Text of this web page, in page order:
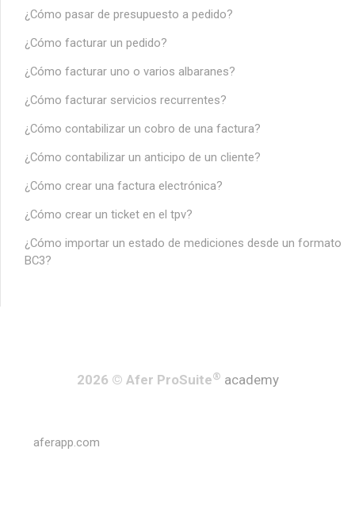
¿Cómo pasar de presupuesto a pedido?
¿Cómo facturar un pedido?
¿Cómo facturar uno o varios albaranes?
¿Cómo facturar servicios recurrentes?
¿Cómo contabilizar un cobro de una factura?
¿Cómo contabilizar un anticipo de un cliente?
¿Cómo crear una factura electrónica?
¿Cómo crear un ticket en el tpv?
¿Cómo importar un estado de mediciones desde un formato
BC3?
2026 © Afer ProSuite® academy
aferapp.com